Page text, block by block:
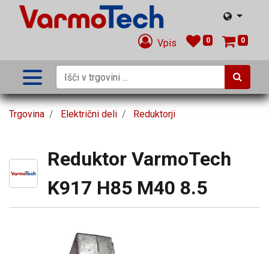
Vpis 0 0
Trgovina Električni deli Reduktorji
Reduktor VarmoTech
K917 H85 M40 8.5